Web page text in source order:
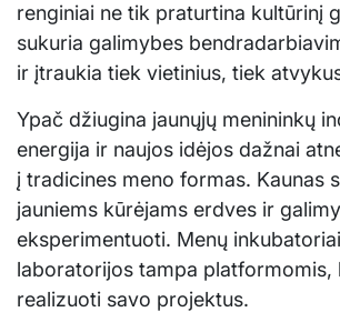
renginiai ne tik praturtina kultūrinį
sukuria galimybes
ir įtraukia tiek vietinius, tiek
Ypač džiugina jaunųjų menininkų
energija ir naujos idėjos dažnai
į tradicines meno formas. Kaunas
jauniems kūrėjams erdves ir
eksperimentuoti. Menų
laboratorijos tampa platformomis,
realizuoti savo projektus.